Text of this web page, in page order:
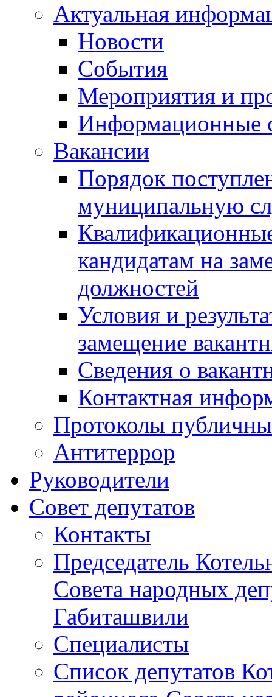
Актуальная
Новости
События
Мероприятия и
Информационные
Вакансии
Порядок
муниципальную
кандидатам на
должностей
Условия и
замещение
Сведения о
Контактная
Протоколы
Антитеррор
Руководители
Совет депутатов
Контакты
Председатель
Совета народных
Габиташвили
Специалисты
Список депутатов